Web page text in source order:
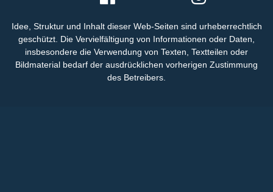
Idee, Struktur und Inhalt dieser Web-Seiten sind urheberrechtlich
geschützt. Die Vervielfältigung von Informationen oder Daten,
insbesondere die Verwendung von Texten, Textteilen oder
Bildmaterial bedarf der ausdrücklichen vorherigen Zustimmung
des Betreibers.